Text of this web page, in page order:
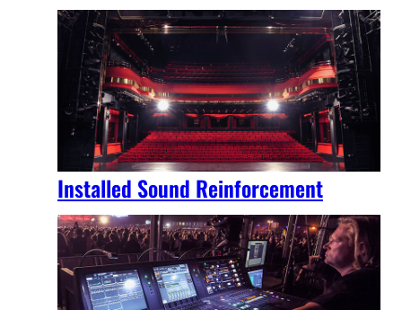
Installed Sound Reinforcement